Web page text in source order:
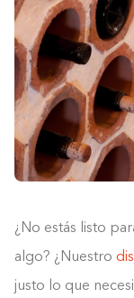
¿No estás listo
algo? ¿Nuestro
justo lo que